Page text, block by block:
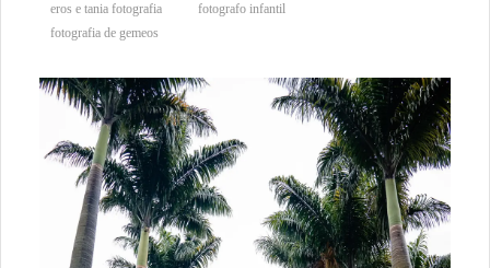
eros e tania fotografia
fotografo infantil
fotografia de gemeos